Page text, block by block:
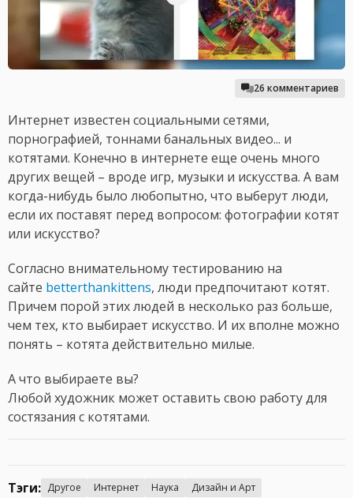
26 комментариев
Интернет известен социальными сетями,
порнографией, тоннами банальных видео... и
котятами. Конечно в интернете еще очень много
других вещей – вроде игр, музыки и искусства. А вам
когда-нибудь было любопытно, что выберут люди,
если их поставят перед вопросом: фотографии котят
или искусство?
Согласно внимательному тестированию на
сайте betterthankittens, люди предпочитают котят.
Причем порой этих людей в несколько раз больше,
чем тех, кто выбирает искусство. И их вполне можно
понять – котята действительно милые.
А что выбираете вы?
Любой художник может оставить свою работу для
состязания с котятами.
Тэги: Другое Интернет Наука Дизайн и Арт